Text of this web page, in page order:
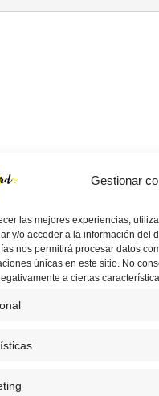
Gestionar
las mejores experiencias,
y/o acceder a la información del
nos permitirá procesar datos
únicas en este sitio. No
a ciertas
tu negocio?